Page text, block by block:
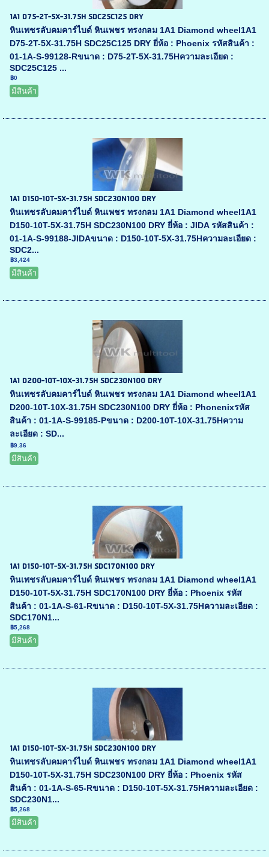
1A1 D75-2T-5X-31.75H SDC25C125 DRY
หินเพชรลับคมคาร์ไบด์ หินเพชร ทรงกลม 1A1 Diamond wheel1A1
D75-2T-5X-31.75H SDC25C125 DRY ยี่ห้อ : Phoenix รหัสสินค้า :
01-1A-S-99128-Rขนาด : D75-2T-5X-31.75Hความละเอียด :
SDC25C125 ...
฿0
มีสินค้า
1A1 D150-10T-5X-31.75H SDC230N100 DRY
หินเพชรลับคมคาร์ไบด์ หินเพชร ทรงกลม 1A1 Diamond wheel1A1
D150-10T-5X-31.75H SDC230N100 DRY ยี่ห้อ : JIDA รหัสสินค้า :
01-1A-S-99188-JIDAขนาด : D150-10T-5X-31.75Hความละเอียด :
SDC2...
฿3,424
มีสินค้า
1A1 D200-10T-10X-31.75H SDC230N100 DRY
หินเพชรลับคมคาร์ไบด์ หินเพชร ทรงกลม 1A1 Diamond wheel1A1
D200-10T-10X-31.75H SDC230N100 DRY ยี่ห้อ : Phonenixรหัส
สินค้า : 01-1A-S-99185-Pขนาด : D200-10T-10X-31.75Hความ
ละเอียด : SD...
฿9.36
มีสินค้า
1A1 D150-10T-5X-31.75H SDC170N100 DRY
หินเพชรลับคมคาร์ไบด์ หินเพชร ทรงกลม 1A1 Diamond wheel1A1
D150-10T-5X-31.75H SDC170N100 DRY ยี่ห้อ : Phoenix รหัส
สินค้า : 01-1A-S-61-Rขนาด : D150-10T-5X-31.75Hความละเอียด :
SDC170N1...
฿5,268
มีสินค้า
1A1 D150-10T-5X-31.75H SDC230N100 DRY
หินเพชรลับคมคาร์ไบด์ หินเพชร ทรงกลม 1A1 Diamond wheel1A1
D150-10T-5X-31.75H SDC230N100 DRY ยี่ห้อ : Phoenix รหัส
สินค้า : 01-1A-S-65-Rขนาด : D150-10T-5X-31.75Hความละเอียด :
SDC230N1...
฿5,268
มีสินค้า